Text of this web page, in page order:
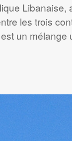
les trois
un